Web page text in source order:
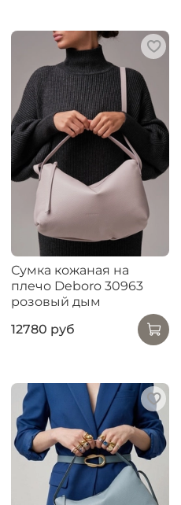
Сумка кожаная на
плечо Deboro 30963
розовый дым
12780 руб